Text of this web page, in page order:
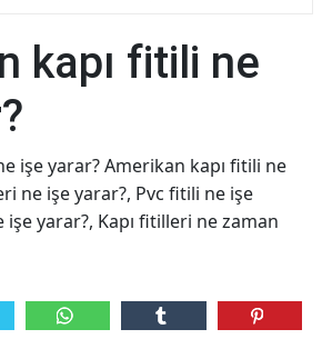
kapı fitili ne
işe yarar? Amerikan kapı fitili ne
ne işe yarar?, Pvc fitili ne işe
işe yarar?, Kapı fitilleri ne zaman